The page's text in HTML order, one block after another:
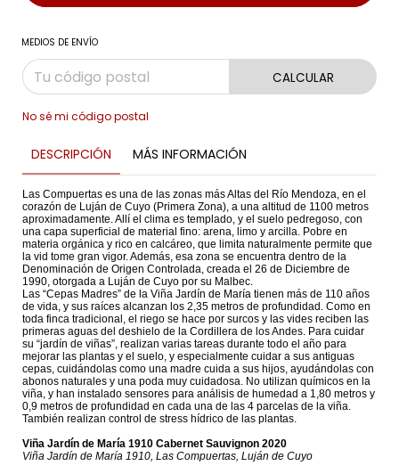
MEDIOS DE ENVÍO
CALCULAR
No sé mi código postal
DESCRIPCIÓN MÁS INFORMACIÓN
Las Compuertas es una de las zonas más Altas del Río Mendoza, en el
corazón de Luján de Cuyo (Primera Zona), a una altitud de 1100 metros
aproximadamente. Allí el clima es templado, y el suelo pedregoso, con
una capa superficial de material fino: arena, limo y arcilla. Pobre en
materia orgánica y rico en calcáreo, que limita naturalmente permite que
la vid tome gran vigor. Además, esa zona se encuentra dentro de la
Denominación de Origen Controlada, creada el 26 de Diciembre de
1990, otorgada a Luján de Cuyo por su Malbec.
Las “Cepas Madres” de la Viña Jardín de María tienen más de 110 años
de vida, y sus raíces alcanzan los 2,35 metros de profundidad. Como en
toda finca tradicional, el riego se hace por surcos y las vides reciben las
primeras aguas del deshielo de la Cordillera de los Andes. Para cuidar
su “jardín de viñas”, realizan varias tareas durante todo el año para
mejorar las plantas y el suelo, y especialmente cuidar a sus antiguas
cepas, cuidándolas como una madre cuida a sus hijos, ayudándolas con
abonos naturales y una poda muy cuidadosa. No utilizan químicos en la
viña, y han instalado sensores para análisis de humedad a 1,80 metros y
0,9 metros de profundidad en cada una de las 4 parcelas de la viña.
También realizan control de stress hídrico de las plantas.
Viña Jardín de María 1910 Cabernet Sauvignon 2020
Viña Jardín de María 1910, Las Compuertas, Luján de Cuyo